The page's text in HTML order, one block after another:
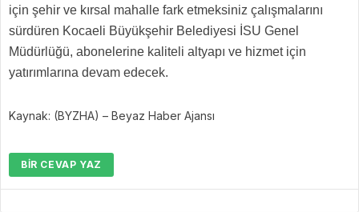
için şehir ve kırsal mahalle fark etmeksiniz çalışmalarını
sürdüren Kocaeli Büyükşehir Belediyesi İSU Genel
Müdürlüğü, abonelerine kaliteli altyapı ve hizmet için
yatırımlarına devam edecek.
Kaynak: (BYZHA) – Beyaz Haber Ajansı
BIR CEVAP YAZ